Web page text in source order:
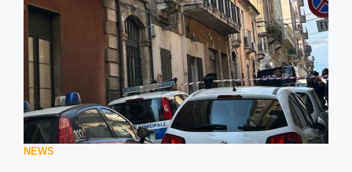
NEWS